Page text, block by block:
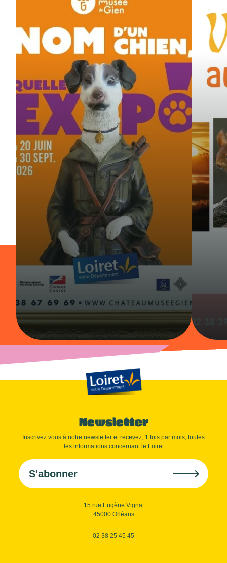
Newsletter
Inscrivez vous à notre newsletter et recevez, 1 fois par mois, toutes
les informations concernant le Loiret
S'abonner
15 rue Eugène Vignat
45000 Orléans
02 38 25 45 45